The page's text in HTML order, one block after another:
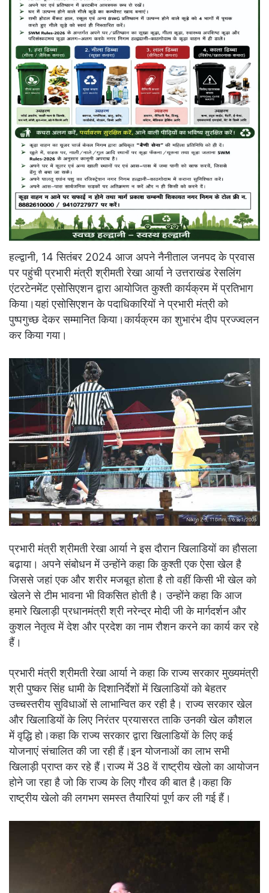
हल्द्वानी, 14 सितंबर 2024 आज अपने नैनीताल जनपद के प्रवास
पर पहुंची प्रभारी मंत्री श्रीमती रेखा आर्या ने उत्तराखंड रेसलिंग
एंटरटेनमेंट एसोसिएशन द्वारा आयोजित कुश्ती कार्यक्रम में प्रतिभाग
किया।यहां एसोसिएशन के पदाधिकारियों ने प्रभारी मंत्री को
पुष्पगुच्छ देकर सम्मानित किया।कार्यक्रम का शुभारंभ दीप प्रज्ज्वलन
कर किया गया।
प्रभारी मंत्री श्रीमती रेखा आर्या ने इस दौरान खिलाडियों का हौसला
बढ़ाया। अपने संबोधन में उन्होंने कहा कि कुश्ती एक ऐसा खेल है
जिससे जहां एक और शरीर मजबूत होता है तो वहीं किसी भी खेल को
खेलने से टीम भावना भी विकसित होती है। उन्होंने कहा कि आज
हमारे खिलाड़ी प्रधानमंत्री श्री नरेन्द्र मोदी जी के मार्गदर्शन और
कुशल नेतृत्व में देश और प्रदेश का नाम रौशन करने का कार्य कर रहे
हैं।
प्रभारी मंत्री श्रीमती रेखा आर्या ने कहा कि राज्य सरकार मुख्यमंत्री
श्री पुष्कर सिंह धामी के दिशानिर्देशों में खिलाडियों को बेहतर
उच्चस्तरीय सुविधाओं से लाभान्वित कर रही है। राज्य सरकार खेल
और खिलाडियों के लिए निरंतर प्रयासरत ताकि उनकी खेल कौशल
में वृद्धि हो।कहा कि राज्य सरकार द्वारा खिलाडियों के लिए कई
योजनाएं संचालित की जा रही हैं।इन योजनाओं का लाभ सभी
खिलाड़ी प्राप्त कर रहे हैं।राज्य में 38 वें राष्ट्रीय खेलो का आयोजन
होने जा रहा है जो कि राज्य के लिए गौरव की बात है।कहा कि
राष्ट्रीय खेलो की लगभग समस्त तैयारियां पूर्ण कर ली गई हैं।